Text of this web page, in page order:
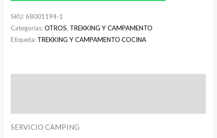
SKU: 68001194-1
Categorías:OTROS, TREKKING Y CAMPAMENTO
Etiqueta: TREKKING Y CAMPAMENTO COCINA
SERVICIO CAMPING